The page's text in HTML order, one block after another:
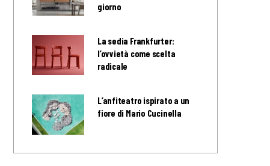
giorno
La sedia Frankfurter:
l’ovvietà come scelta
radicale
L’anfiteatro ispirato a un
fiore di Mario Cucinella